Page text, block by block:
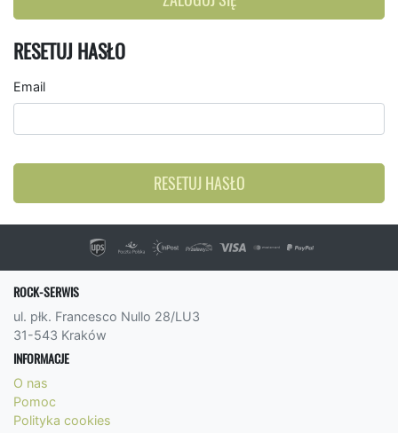
RESETUJ HASŁO
Email
RESETUJ HASŁO
ROCK-SERWIS
ul. płk. Francesco Nullo 28/LU3
31-543 Kraków
INFORMACJE
O nas
Pomoc
Polityka cookies